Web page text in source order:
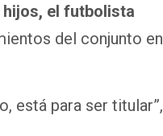
hijos, el futbolista
del conjunto en
está para ser titular”,